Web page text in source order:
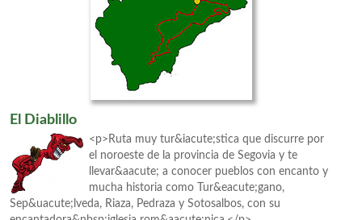
El Diablillo
<p>Ruta muy tur&iacute;stica que discurre por
el noroeste de la provincia de Segovia y te
llevar&aacute; a conocer pueblos con encanto y
mucha historia como Tur&eacute;gano,
Sep&uacute;lveda, Riaza, Pedraza y Sotosalbos, con su